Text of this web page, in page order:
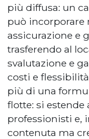
più diffusa: un
può incorporare
assicurazione e
trasferendo al
svalutazione e
costi e
più di una
flotte: si estende
professionisti e,
contenuta ma